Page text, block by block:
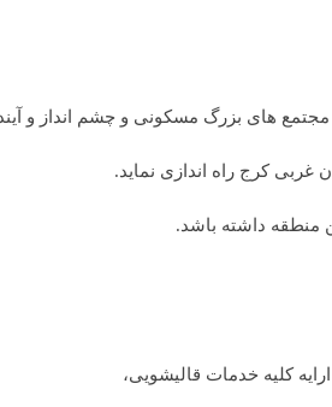
های بزرگ مسکونی و چشم انداز و
کرج راه اندازی نماید.
منطقه داشته باشد.
کلیه خدمات قالیشویی،